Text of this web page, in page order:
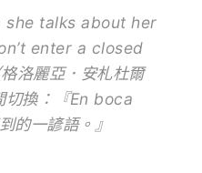
she talks about her
enter a closed
洛麗亞．安札杜爾
切換：『En boca
的一諺語。』